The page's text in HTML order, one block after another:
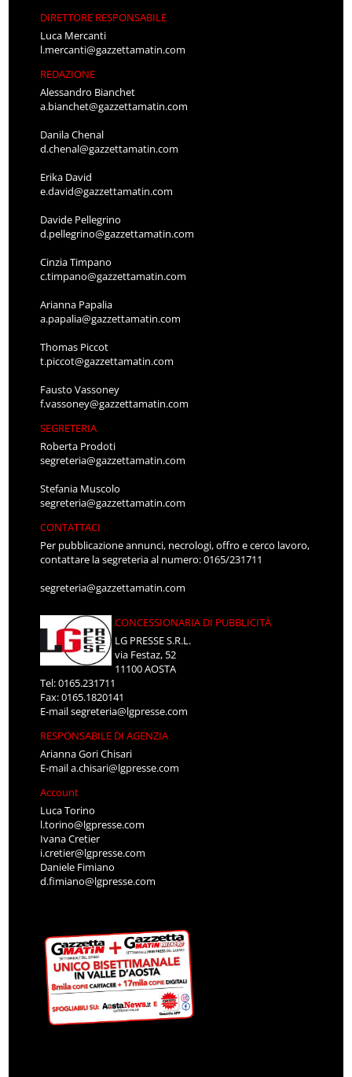
DIRETTORE RESPONSABILE
Luca Mercanti
l.mercanti@gazzettamatin.com
REDAZIONE
Alessandro Bianchet
a.bianchet@gazzettamatin.com
Danila Chenal
d.chenal@gazzettamatin.com
Erika David
e.david@gazzettamatin.com
Davide Pellegrino
d.pellegrino@gazzettamatin.com
Cinzia Timpano
c.timpano@gazzettamatin.com
Arianna Papalia
a.papalia@gazzettamatin.com
Thomas Piccot
t.piccot@gazzettamatin.com
Fausto Vassoney
f.vassoney@gazzettamatin.com
SEGRETERIA
Roberta Prodoti
segreteria@gazzettamatin.com
Stefania Muscolo
segreteria@gazzettamatin.com
CONTATTACI
Per pubblicazione annunci, necrologi, offro e cerco lavoro,
contattare la segreteria al numero: 0165/231711
segreteria@gazzettamatin.com
CONCESSIONARIA DI PUBBLICITÀ
LG PRESSE S.R.L.
via Festaz, 52
11100 AOSTA
Tel: 0165.231711
Fax: 0165.1820141
E-mailsegreteria@lgpresse.com
RESPONSABILE DI AGENZIA
Arianna Gori Chisari
E-maila.chisari@lgpresse.com
Account
Luca Torino
l.torino@lgpresse.com
Ivana Cretier
i.cretier@lgpresse.com
Daniele Fimiano
d.fimiano@lgpresse.com